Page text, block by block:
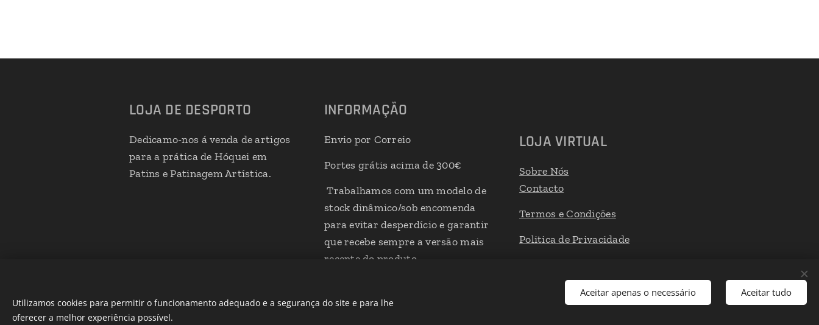
LOJA DE DESPORTO
Dedicamo-nos á venda de artigos
para a prática de Hóquei em
Patins e Patinagem Artística.
INFORMAÇÃO
Envio por Correio
Portes grátis acima de 300€
Trabalhamos com um modelo de
stock dinâmico/sob encomenda
para evitar desperdício e garantir
que recebe sempre a versão mais
recente do produto
LOJA VIRTUAL
Sobre Nós
Contacto
Termos e Condições
Politica de Privacidade
Utilizamos cookies para permitir o funcionamento adequado e a segurança do site e para lhe
oferecer a melhor experiência possível.
Aceitar apenas o necessário Aceitar tudo